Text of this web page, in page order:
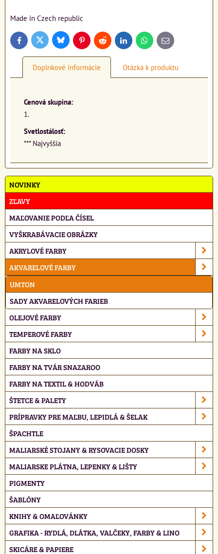
Made in Czech republic
FacebookTwitter BlueskyPinterestReddit LinkedInWhatsApp
E-
mail
Doplnkové informácie Otázka k produktu
Cenová skupina:
1.
Svetlostálosť:
*** Najvyššia
NOVINKY
ZĽAVY
MAĽOVANIE PODĽA ČÍSEL
VYŠKRABÁVACIE OBRÁZKY
AKRYLOVÉ FARBY
AKVARELOVÉ FARBY
UMTON
SADY AKVARELOVÝCH FARIEB
OLEJOVÉ FARBY
TEMPEROVÉ FARBY
FARBY NA SKLO
FARBY NA TVÁR SNAZAROO
FARBY NA TEXTIL & HODVÁB
ŠTETCE & PALETY
PRÍPRAVKY PRE MAĽBU, LEPIDLÁ & ŠELAK
ŠPACHTLE
MALIARSKÉ STOJANY & RYSOVACIE DOSKY
MALIARSKE PLÁTNA, LEPENKY & LIŠTY
PIGMENTY
ŠABLÓNY
KNIHY & OMAĽOVÁNKY
GRAFIKA - RYDLÁ, DLÁTKA, VALČEKY, FARBY & LINO
SKICÁRE & PAPIERE